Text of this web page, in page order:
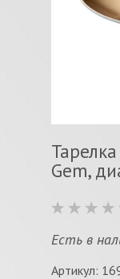
Gem,
Есть в
Артикул: